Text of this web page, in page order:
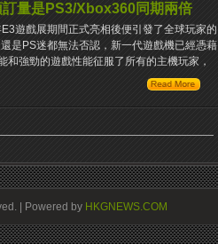
量是PS3/Xbox360同期兩倍
遊戲展期間正式亮相後便引發了全球玩家的
是PS迷都無法否認，新一代遊戲機已經憑藉
和強勁的遊戲性能征服了所有的主機玩家，
| Powered by HKGNEWS.COM